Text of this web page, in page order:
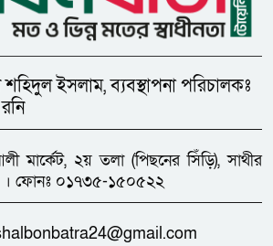
ইসলাম, ব্যবস্থাপনা পরিচালকঃ
মার্কেট, ২য় তলা (পিছনের সিঁড়ি), সাথীর
। ফোনঃ ০১৭৩৫-১৫০৫২২